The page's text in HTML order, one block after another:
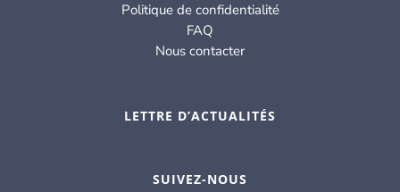
Politique de confidentialité
FAQ
Nous contacter
LETTRE D’ACTUALITÉS
SUIVEZ-NOUS